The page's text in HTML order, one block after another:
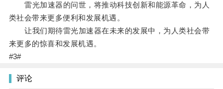
雷光加速器的问世，将推动科技创新和能源革命，为人
类社会带来更多便利和发展机遇。
让我们期待雷光加速器在未来的发展中，为人类社会带
来更多的惊喜和发展机遇。
#3#
评论